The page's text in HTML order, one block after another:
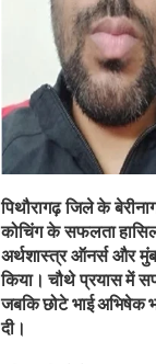
पिथौरागढ़ जिले के
कोचिंग के सफलता
अर्थशास्त्र ऑनर्स और
किया। चौथे प्रयास में
जबकि छोटे भाई अभिषेक
दी।